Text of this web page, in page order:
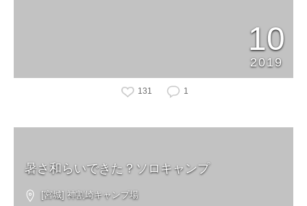
10
2019
131 1
暑さ和らいできた？ソロキャンプ
[宮城] 神割崎キャンプ場